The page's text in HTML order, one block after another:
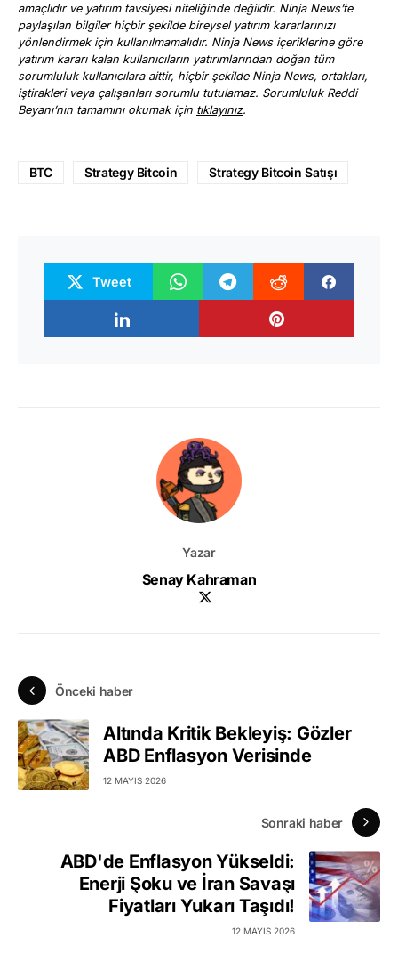
amaçlıdır ve yatırım tavsiyesi niteliğinde değildir. Ninja News’te
paylaşılan bilgiler hiçbir şekilde bireysel yatırım kararlarınızı
yönlendirmek için kullanılmamalıdır. Ninja News içeriklerine göre
yatırım kararı kalan kullanıcıların yatırımlarından doğan tüm
sorumluluk kullanıcılara aittir, hiçbir şekilde Ninja News, ortakları,
iştirakleri veya çalışanları sorumlu tutulamaz. Sorumluluk Reddi
Beyanı’nın tamamını okumak için tıklayınız.
BTC Strategy Bitcoin Strategy Bitcoin Satışı
Tweet
Yazar
Senay Kahraman
Önceki haber
Altında Kritik Bekleyiş: Gözler
ABD Enflasyon Verisinde
12 MAYIS 2026
Sonraki haber
ABD'de Enflasyon Yükseldi:
Enerji Şoku ve İran Savaşı
Fiyatları Yukarı Taşıdı!
12 MAYIS 2026